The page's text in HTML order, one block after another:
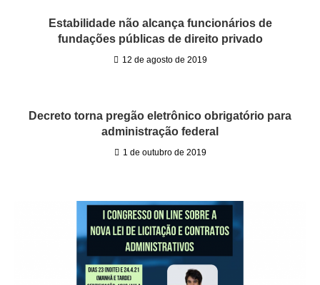
Estabilidade não alcança funcionários de
fundações públicas de direito privado
12 de agosto de 2019
Decreto torna pregão eletrônico obrigatório para
administração federal
1 de outubro de 2019